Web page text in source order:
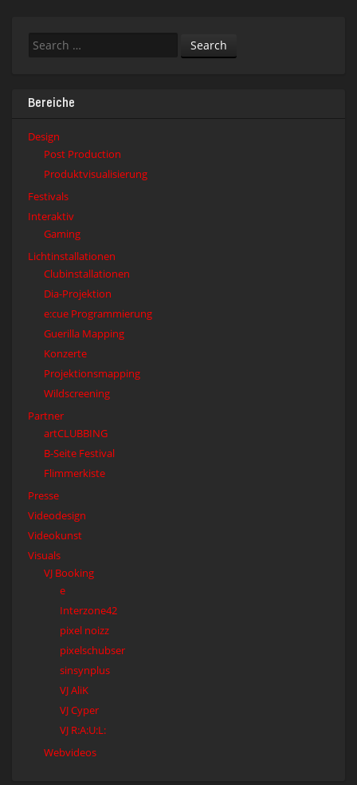
Search
Bereiche
Design
Post Production
Produktvisualisierung
Festivals
Interaktiv
Gaming
Lichtinstallationen
Clubinstallationen
Dia-Projektion
e:cue Programmierung
Guerilla Mapping
Konzerte
Projektionsmapping
Wildscreening
Partner
artCLUBBING
B-Seite Festival
Flimmerkiste
Presse
Videodesign
Videokunst
Visuals
VJ Booking
e
Interzone42
pixel noizz
pixelschubser
sinsynplus
VJ AliK
VJ Cyper
VJ R:A:U:L:
Webvideos